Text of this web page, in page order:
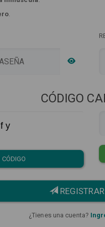
.
CÓDIGO
y
¿Tienes una cuenta?